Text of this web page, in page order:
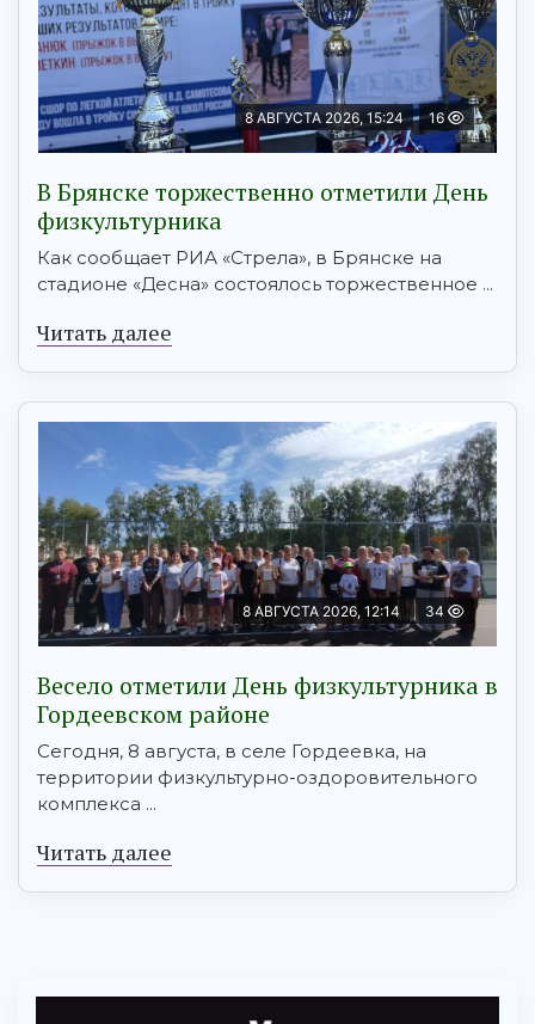
8 АВГУСТА 2026, 15:24 16
В Брянске торжественно отметили День
физкультурника
Как сообщает РИА «Стрела», в Брянске на
стадионе «Десна» состоялось торжественное ...
Читать далее
8 АВГУСТА 2026, 12:14 34
Весело отметили День физкультурника в
Гордеевском районе
Сегодня, 8 августа, в селе Гордеевка, на
территории физкультурно-оздоровительного
комплекса ...
Читать далее